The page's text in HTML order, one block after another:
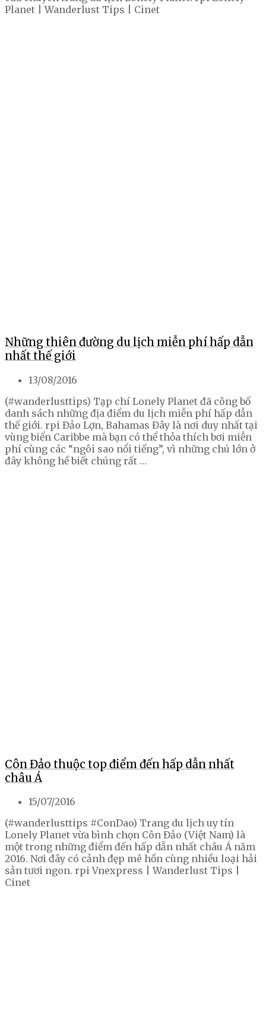
Planet | Wanderlust Tips | Cinet
Những thiên đường du lịch miễn phí hấp dẫn
nhất thế giới
13/08/2016
(#wanderlusttips) Tạp chí Lonely Planet đã công bố
danh sách những địa điểm du lịch miễn phí hấp dẫn
thế giới. rpi Đảo Lợn, Bahamas Đây là nơi duy nhất tại
vùng biển Caribbe mà bạn có thể thỏa thích bơi miễn
phí cùng các “ngôi sao nổi tiếng”, vì những chú lớn ở
đây không hề biết chúng rất …
Côn Đảo thuộc top điểm đến hấp dẫn nhất
châu Á
15/07/2016
(#wanderlusttips #ConDao) Trang du lịch uy tín
Lonely Planet vừa bình chọn Côn Đảo (Việt Nam) là
một trong những điểm đến hấp dẫn nhất châu Á năm
2016. Nơi đây có cảnh đẹp mê hồn cùng nhiều loại hải
sản tươi ngon. rpi Vnexpress | Wanderlust Tips |
Cinet